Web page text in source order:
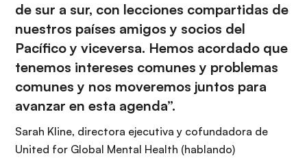
de sur a sur, con lecciones compartidas de
nuestros países amigos y socios del
Pacífico y viceversa. Hemos acordado que
tenemos intereses comunes y problemas
comunes y nos moveremos juntos para
avanzar en esta agenda”.
Sarah Kline, directora ejecutiva y cofundadora de
United for Global Mental Health (hablando)